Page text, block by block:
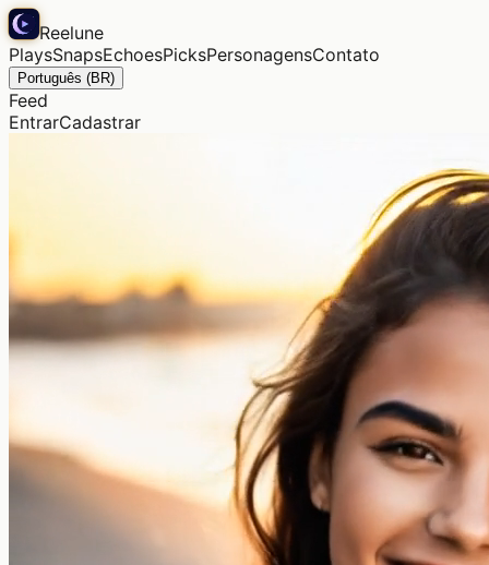
Reelune
PlaysSnapsEchoesPicksPersonagensContato
Português (BR)
Feed
EntrarCadastrar